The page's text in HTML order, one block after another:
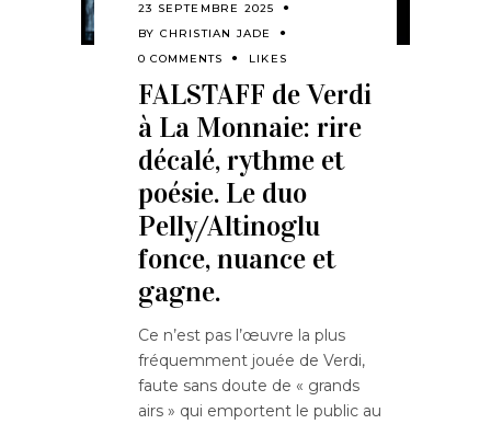
23 SEPTEMBRE 2025
BY CHRISTIAN JADE
0 COMMENTS
LIKES
FALSTAFF de Verdi
à La Monnaie: rire
décalé, rythme et
poésie. Le duo
Pelly/Altinoglu
fonce, nuance et
gagne.
Ce n’est pas l’œuvre la plus
fréquemment jouée de Verdi,
faute sans doute de « grands
airs » qui emportent le public au